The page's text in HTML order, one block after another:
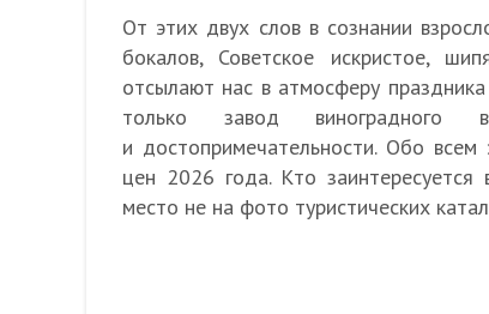
От этих двух слов в сознании
бокалов, Советское искристое,
отсылают нас в атмосферу
только завод
и достопримечательности. Обо
цен 2026 года. Кто
место не на фото туристических